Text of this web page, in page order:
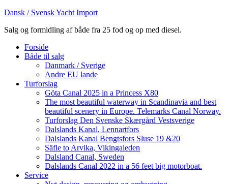
Dansk / Svensk Yacht Import
Salg og formidling af både fra 25 fod og op med diesel.
Forside
Både til salg
Danmark / Sverige
Andre EU lande
Turforslag
Göta Canal 2025 in a Princess X80
The most beautiful waterway in Scandinavia and best
beautiful scenery in Europe. Telemarks Canal Norway.
Turforslag Den Svenske Skærgård Vestsverige
Dalslands Kanal, Lennartfors
Dalslands Kanal Bengtsfors Sluse 19 &20
Säfle to Arvika, Vikingaleden
Dalsland Canal, Sweden
Dalslands Canal 2022 in a 56 feet big motorboat.
Service